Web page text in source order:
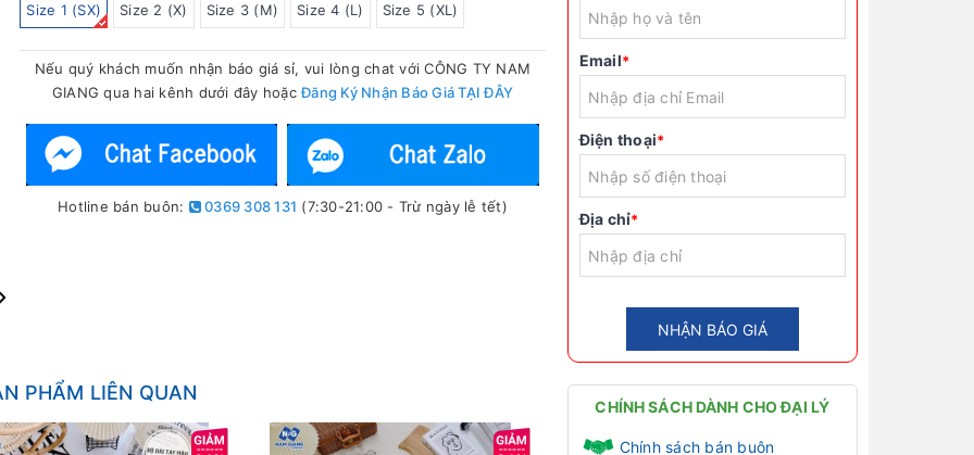
Size 1 (SX) Size 2 (X) Size 3 (M) Size 4 (L) Size 5 (XL)
Nếu quý khách muốn nhận báo giá sỉ, vui lòng chat với CÔNG TY NAM
GIANG qua hai kênh dưới đây hoặcĐăng Ký Nhận Báo Giá TẠI ĐÂY
Hotline bán buôn: 0369 308 131 (7:30-21:00 - Trừ ngày lễ tết)
PHẨM LIÊN QUAN
Email*
Điện thoại*
Địa chỉ*
NHẬN BÁO GIÁ
CHÍNH SÁCH DÀNH CHO ĐẠI LÝ
Chính sách bán buôn